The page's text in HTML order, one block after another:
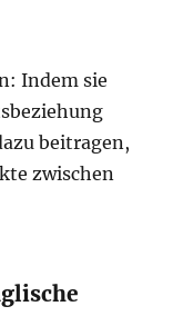
Indem sie
beitragen,
zwischen